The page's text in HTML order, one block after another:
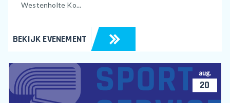
Westenholte Ko...
BEKIJK EVENEMENT
aug.
20